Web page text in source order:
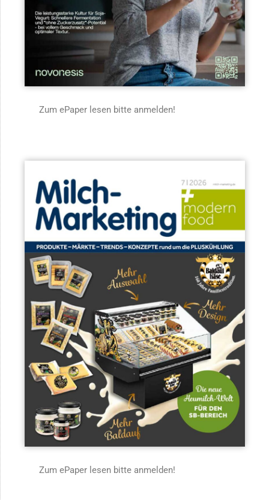
Zum ePaper lesen bitte anmelden!
Zum ePaper lesen bitte anmelden!